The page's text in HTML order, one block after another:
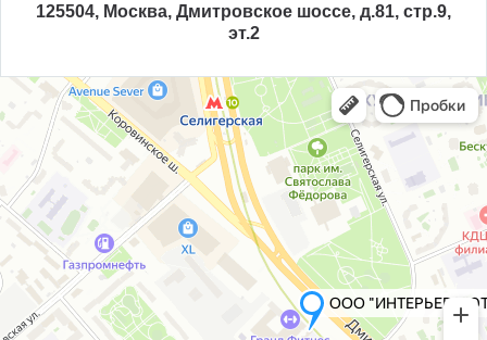
125504, Москва, Дмитровское шоссе, д.81, стр.9,
эт.2